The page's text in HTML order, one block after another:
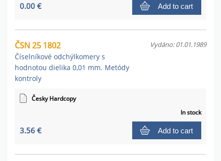
0.00 € Add to cart
ČSN 25 1802
Číselníkové odchýlkomery s
hodnotou dielika 0,01 mm. Metódy
kontroly
Vydáno: 01.01.1989
Česky Hardcopy
In stock
3.56 € Add to cart